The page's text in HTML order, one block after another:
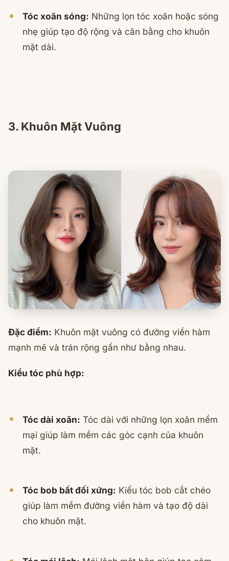
Tóc xoăn sóng: Những lọn tóc xoăn hoặc sóng
nhẹ giúp tạo độ rộng và cân bằng cho khuôn
mặt dài.
3. Khuôn Mặt Vuông
Đặc điểm: Khuôn mặt vuông có đường viền hàm
mạnh mẽ và trán rộng gần như bằng nhau.
Kiểu tóc phù hợp:
Tóc dài xoăn: Tóc dài với những lọn xoăn mềm
mại giúp làm mềm các góc cạnh của khuôn
mặt.
Tóc bob bất đối xứng: Kiểu tóc bob cắt chéo
giúp làm mềm đường viền hàm và tạo độ dài
cho khuôn mặt.